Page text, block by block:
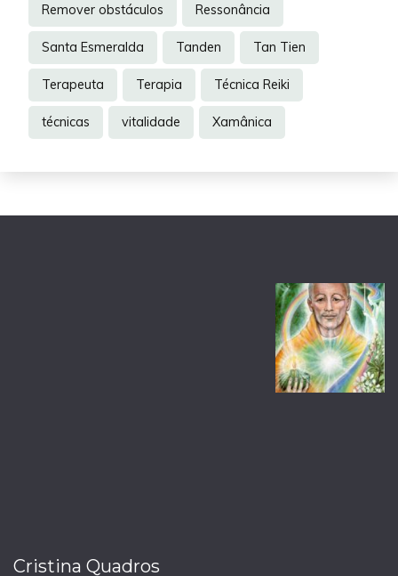
Remover obstáculos Ressonância
Santa Esmeralda Tanden Tan Tien
Terapeuta Terapia Técnica Reiki
técnicas vitalidade Xamânica
Cristina Quadros